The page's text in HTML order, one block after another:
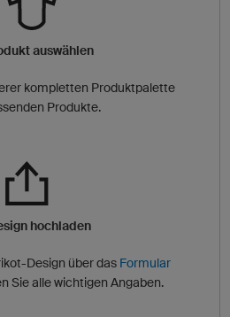
auswählen
kompletten Produktpalette
Produkte.
hochladen
Design über das Formular
Sie alle wichtigen Angaben.